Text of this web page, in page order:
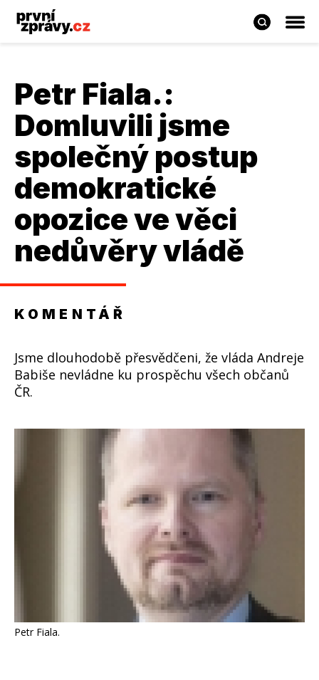
Petr Fiala.:
Domluvili jsme
společný postup
demokratické
opozice ve věci
nedůvěry vládě
KOMENTÁŘ
Jsme dlouhodobě přesvědčeni, že vláda Andreje
Babiše nevládne ku prospěchu všech občanů
ČR.
Petr Fiala.